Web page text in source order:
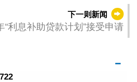
下一则新闻
利息补助贷款计划”接受申请